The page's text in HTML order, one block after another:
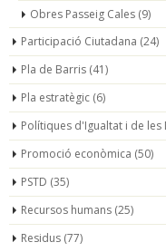
Obres Passeig Cales (9)
Participació Ciutadana (24)
Pla de Barris (41)
Pla estratègic (6)
Polítiques d'Igualtat i de les
Promoció econòmica (50)
PSTD (35)
Recursos humans (25)
Residus (77)